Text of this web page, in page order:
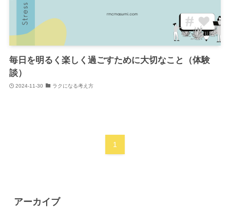
毎日を明るく楽しく過ごすために大切なこと（体験
談）
2024-11-30 ラクになる考え方
1
アーカイブ